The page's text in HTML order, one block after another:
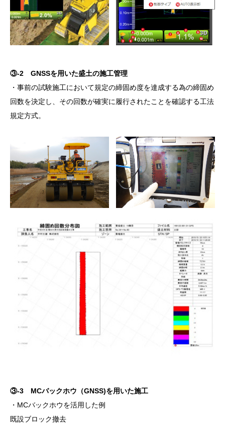
③-2 GNSSを用いた盛土の施工管理
・事前の試験施工において規定の締固め度を達成する為の締固め
回数を決定し、その回数が確実に履行されたことを確認する工法
規定方式。
③-3 MCバックホウ（GNSS)を用いた施工
・MCバックホウを活用した例
既設ブロック撤去